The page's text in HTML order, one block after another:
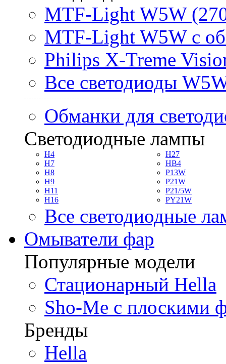
MTF-Light W5W
MTF-Light W5W с
Philips X-Treme
Все светодиоды
Обманки для
Светодиодные лампы
H4
H7
H8
H9
H11
H16
H27
HB4
P13W
P21W
P21/5W
PY21W
Все светодиодные
Омыватели фар
Популярные модели
Стационарный Hella
Sho-Me с плоскими
Бренды
Hella